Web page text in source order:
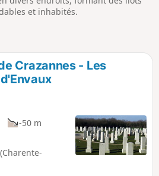
et inhabités.
Crazannes - Les
-50 m